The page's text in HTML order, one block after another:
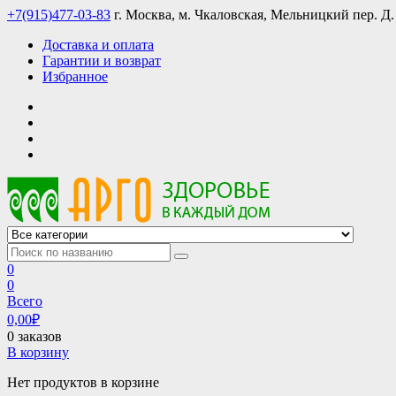
Skip
content
+7(915)477-03-83 г. Москва, м. Чкаловская, Мельницкий пер. Д.
Доставка и оплата
Гарантии и возврат
Избранное
АРГО интернет магазин, доставка в Москве и по всей России
АРГО каталог каталог продукции, официальные цены
0
0
Всего
0,00₽
0 заказов
В корзину
Нет продуктов в корзине